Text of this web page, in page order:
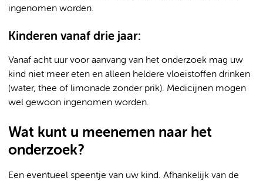
ingenomen worden.
Kinderen vanaf drie jaar:
Vanaf acht uur voor aanvang van het onderzoek mag uw
kind niet meer eten en alleen heldere vloeistoffen drinken
(water, thee of limonade zonder prik). Medicijnen mogen
wel gewoon ingenomen worden.
Wat kunt u meenemen naar het
onderzoek?
Een eventueel speentje van uw kind. Afhankelijk van de